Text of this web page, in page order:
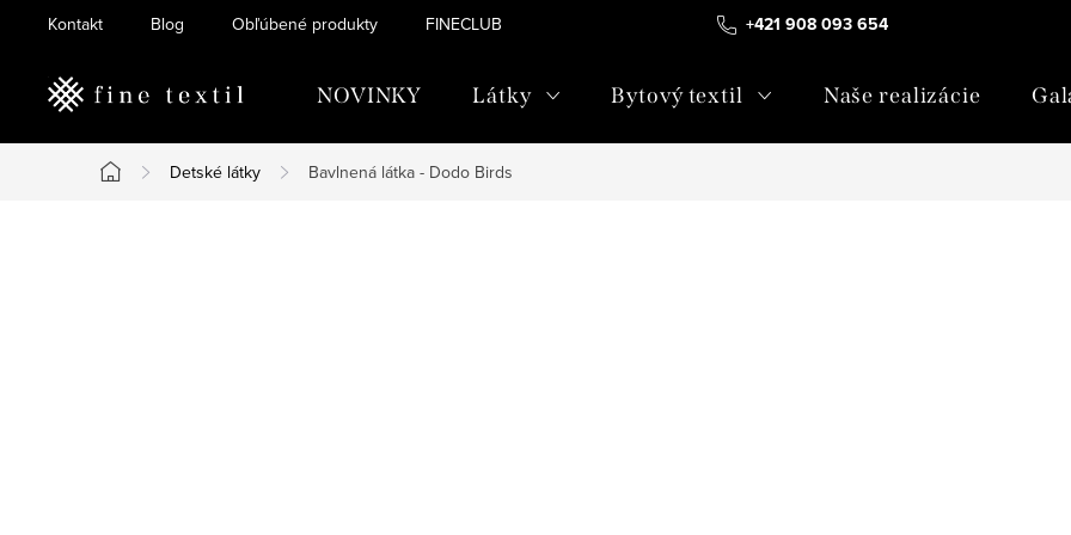
+421 908 093 654
Kontakt Blog Obľúbené produkty FINECLUB
NOVINKY Látky Bytový textil Naše realizácie
Domov
Detské látky Bavlnená látka - Dodo Birds